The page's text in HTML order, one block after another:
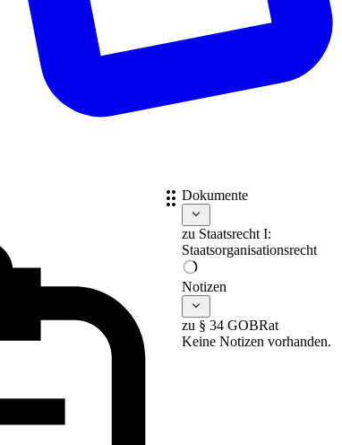
Dokumente
zu Staatsrecht I:
Staatsorganisationsrecht
Notizen
zu § 34 GOBRat
Keine Notizen vorhanden.